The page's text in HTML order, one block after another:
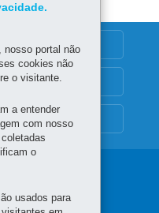
nosso portal não
cookies não
o visitante.
a entender
com nosso
o
usados para